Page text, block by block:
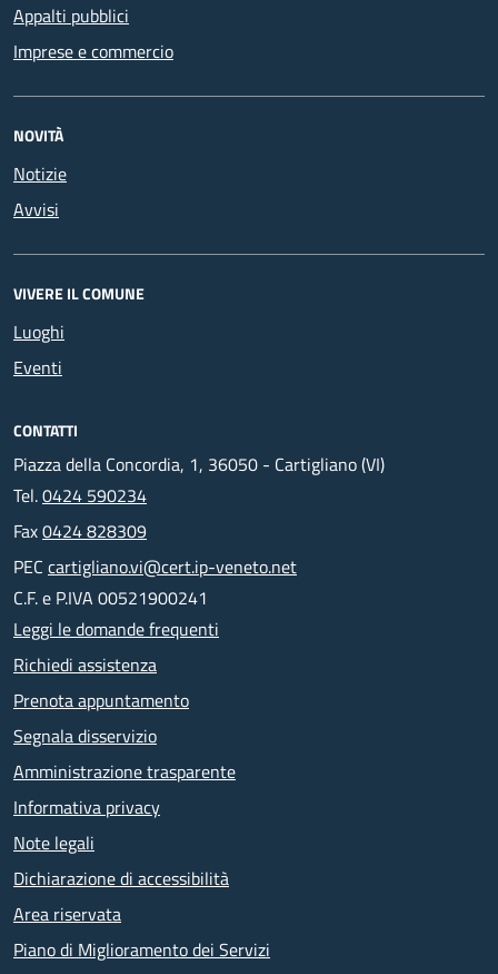
Appalti pubblici
Imprese e commercio
NOVITÀ
Notizie
Avvisi
VIVERE IL COMUNE
Luoghi
Eventi
CONTATTI
Piazza della Concordia, 1, 36050 - Cartigliano (VI)
Tel.0424 590234
Fax0424 828309
PEC cartigliano.vi@cert.ip-veneto.net
C.F. e P.IVA 00521900241
Leggi le domande frequenti
Richiedi assistenza
Prenota appuntamento
Segnala disservizio
Amministrazione trasparente
Informativa privacy
Note legali
Dichiarazione di accessibilità
Area riservata
Piano di Miglioramento dei Servizi